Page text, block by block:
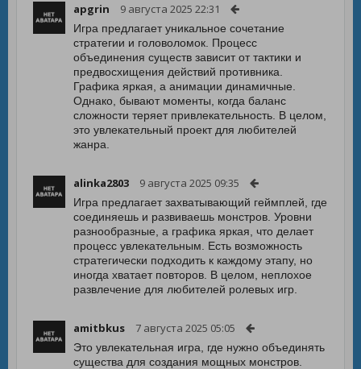
apgrin 9 августа 2025 22:31
Игра предлагает уникальное сочетание
стратегии и головоломок. Процесс
объединения существ зависит от тактики и
предвосхищения действий противника.
Графика яркая, а анимации динамичные.
Однако, бывают моменты, когда баланс
сложности теряет привлекательность. В целом,
это увлекательный проект для любителей
жанра.
alinka2803 9 августа 2025 09:35
Игра предлагает захватывающий геймплей, где
соединяешь и развиваешь монстров. Уровни
разнообразные, а графика яркая, что делает
процесс увлекательным. Есть возможность
стратегически подходить к каждому этапу, но
иногда хватает повторов. В целом, неплохое
развлечение для любителей ролевых игр.
amitbkus 7 августа 2025 05:05
Это увлекательная игра, где нужно объединять
существа для создания мощных монстров.